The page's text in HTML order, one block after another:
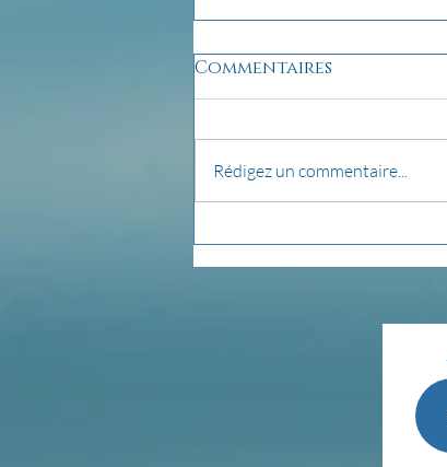
pensée du jour...
Commentaires
Rédigez un commentaire...